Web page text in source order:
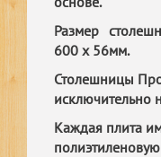
Размер
600 х 56мм.
Столешницы
исключительно
Каждая плита